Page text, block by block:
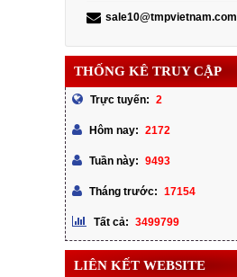
sale10@tmpvietnam.com
THỐNG KÊ TRUY CẬP
Trực tuyến: 2
Hôm nay: 2172
Tuần này: 9493
Tháng trước: 17154
Tất cả: 3499799
LIÊN KẾT WEBSITE